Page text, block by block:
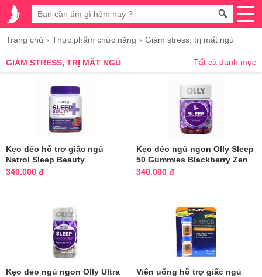
Trang chủ Thực phẩm chức năng Giảm stress, trị mất ngủ
GIẢM STRESS, TRỊ MẤT NGỦ Tất cả danh mục
Kẹo dẻo hỗ trợ giấc ngủ
Natrol Sleep Beauty
Melatonin Biotin Vitamin E
340.000 đ
Kẹo dẻo ngủ ngon Olly Sleep
50 Gummies Blackberry Zen
340.000 đ
Kẹo dẻo ngủ ngon Olly Ultra
Viên uống hỗ trợ giấc ngủ